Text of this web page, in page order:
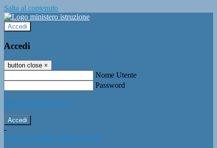
Salta al contenuto
Accedi
Accedi
button close ×
Nome Utente
Password
Password dimenticata?
-
Entra con SPID Entra con CIE